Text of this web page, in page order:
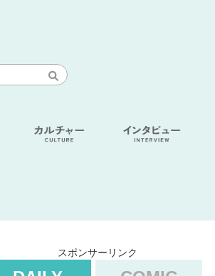
スポンサーリンク